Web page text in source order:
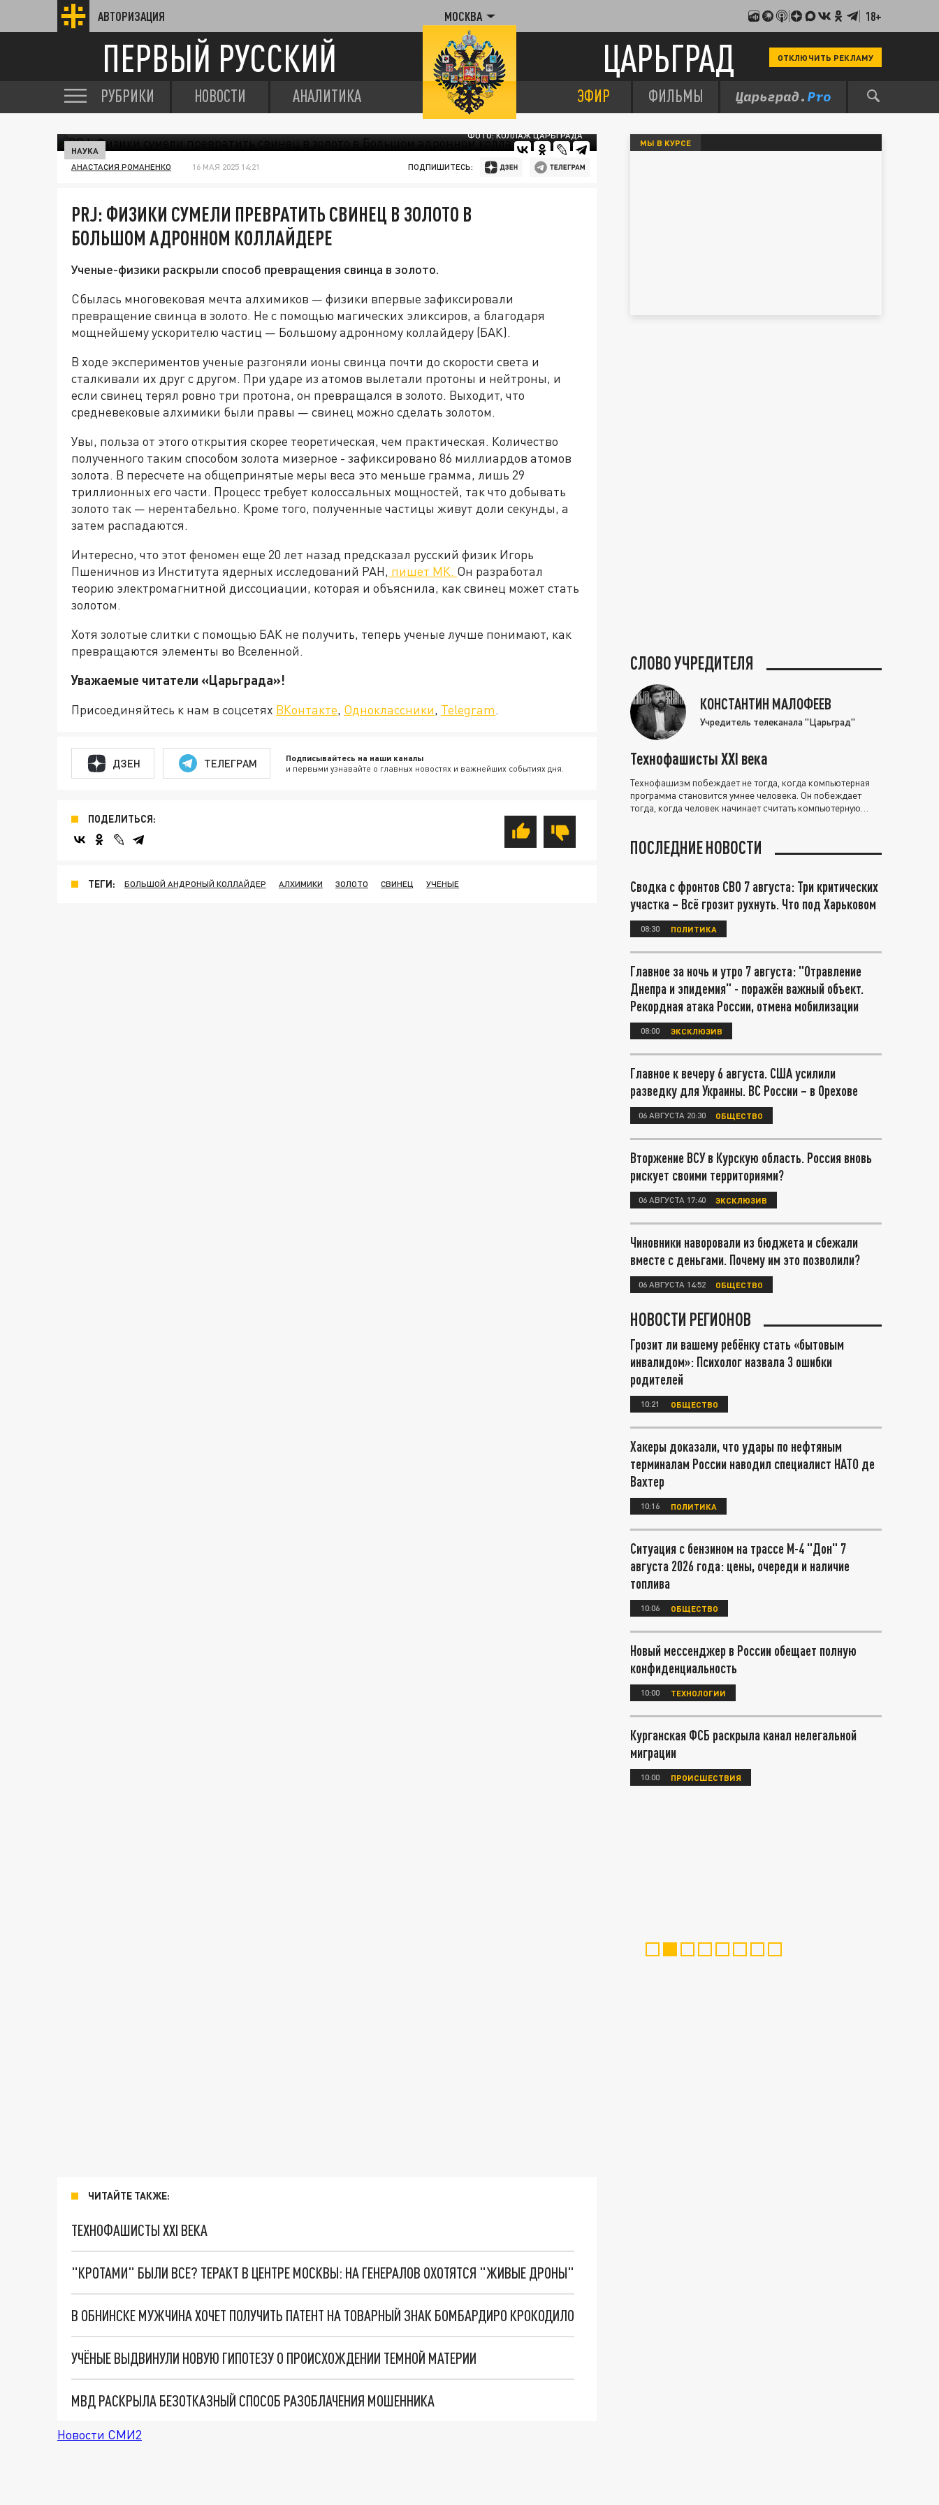
АВТОРИЗАЦИЯ МОСКВА 18+
ПЕРВЫЙ РУССКИЙ ЦАРЬГРАД ОТКЛЮЧИТЬ РЕКЛАМУ
РУБРИКИ НОВОСТИ АНАЛИТИКА ЭФИР ФИЛЬМЫ
ФОТО: КОЛЛАЖ ЦАРЬГРАДА
НАУКА
АНАСТАСИЯ РОМАНЕНКО 16 МАЯ 2025 14:21 ПОДПИШИТЕСЬ:
PRJ: ФИЗИКИ СУМЕЛИ ПРЕВРАТИТЬ СВИНЕЦ В ЗОЛОТО В
БОЛЬШОМ АДРОННОМ КОЛЛАЙДЕРЕ
Ученые-физики раскрыли способ превращения свинца в золото.
Сбылась многовековая мечта алхимиков — физики впервые зафиксировали
превращение свинца в золото. Не с помощью магических эликсиров, а благодаря
мощнейшему ускорителю частиц — Большому адронному коллайдеру (БАК).
В ходе экспериментов ученые разгоняли ионы свинца почти до скорости света и
сталкивали их друг с другом. При ударе из атомов вылетали протоны и нейтроны, и
если свинец терял ровно три протона, он превращался в золото. Выходит, что
средневековые алхимики были правы — свинец можно сделать золотом.
Увы, польза от этого открытия скорее теоретическая, чем практическая. Количество
полученного таким способом золота мизерное - зафиксировано 86 миллиардов атомов
золота. В пересчете на общепринятые меры веса это меньше грамма, лишь 29
триллионных его части. Процесс требует колоссальных мощностей, так что добывать
золото так — нерентабельно. Кроме того, полученные частицы живут доли секунды, а
затем распадаются.
Интересно, что этот феномен еще 20 лет назад предсказал русский физик Игорь
Пшеничнов из Института ядерных исследований РАН, пишет МК. Он разработал
теорию электромагнитной диссоциации, которая и объяснила, как свинец может стать
золотом.
Хотя золотые слитки с помощью БАК не получить, теперь ученые лучше понимают, как
превращаются элементы во Вселенной.
Уважаемые читатели «Царьграда»!
Присоединяйтесь к нам в соцсетях ВКонтакте, Одноклассники, Telegram.
ДЗЕН ТЕЛЕГРАМ Подписывайтесь на наши каналы
и первыми узнавайте о главных новостях и важнейших событиях дня.
ПОДЕЛИТЬСЯ:
ТЕГИ: БОЛЬШОЙ АНДРОНЫЙ КОЛЛАЙДЕР АЛХИМИКИ ЗОЛОТО СВИНЕЦ УЧЕНЫЕ
ЧИТАЙТЕ ТАКЖЕ:
ТЕХНОФАШИСТЫ XXI ВЕКА
"КРОТАМИ" БЫЛИ ВСЕ? ТЕРАКТ В ЦЕНТРЕ МОСКВЫ: НА ГЕНЕРАЛОВ ОХОТЯТСЯ "ЖИВЫЕ ДРОНЫ"
В ОБНИНСКЕ МУЖЧИНА ХОЧЕТ ПОЛУЧИТЬ ПАТЕНТ НА ТОВАРНЫЙ ЗНАК БОМБАРДИРО КРОКОДИЛО
УЧЁНЫЕ ВЫДВИНУЛИ НОВУЮ ГИПОТЕЗУ О ПРОИСХОЖДЕНИИ ТЕМНОЙ МАТЕРИИ
МВД РАСКРЫЛА БЕЗОТКАЗНЫЙ СПОСОБ РАЗОБЛАЧЕНИЯ МОШЕННИКА
Новости СМИ2
МЫ В КУРСЕ
СЛОВО УЧРЕДИТЕЛЯ
КОНСТАНТИН МАЛОФЕЕВ
Учредитель телеканала "Царьград"
Технофашисты XXI века
Технофашизм побеждает не тогда, когда компьютерная
программа становится умнее человека. Он побеждает
тогда, когда человек начинает считать компьютерную
ПОСЛЕДНИЕ НОВОСТИ
Сводка с фронтов СВО 7 августа: Три критических
участка – Всё грозит рухнуть. Что под Харьковом
08:30 ПОЛИТИКА
Главное за ночь и утро 7 августа: "Отравление
Днепра и эпидемия" - поражён важный объект.
Рекордная атака России, отмена мобилизации
08:00 ЭКСКЛЮЗИВ
Главное к вечеру 6 августа. США усилили
разведку для Украины. ВС России – в Орехове
06 АВГУСТА 20:30 ОБЩЕСТВО
Вторжение ВСУ в Курскую область. Россия вновь
рискует своими территориями?
06 АВГУСТА 17:40 ЭКСКЛЮЗИВ
Чиновники наворовали из бюджета и сбежали
вместе с деньгами. Почему им это позволили?
06 АВГУСТА 14:52 ОБЩЕСТВО
НОВОСТИ РЕГИОНОВ
Грозит ли вашему ребёнку стать «бытовым
инвалидом»: Психолог назвала 3 ошибки
родителей
10:21 ОБЩЕСТВО
Хакеры доказали, что удары по нефтяным
терминалам России наводил специалист НАТО де
Вахтер
10:16 ПОЛИТИКА
Ситуация с бензином на трассе М-4 "Дон" 7
августа 2026 года: цены, очереди и наличие
топлива
10:06 ОБЩЕСТВО
Новый мессенджер в России обещает полную
конфиденциальность
10:00 ТЕХНОЛОГИИ
Курганская ФСБ раскрыла канал нелегальной
миграции
10:00 ПРОИСШЕСТВИЯ